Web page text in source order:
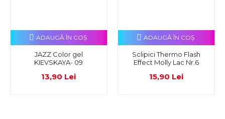
JAZZ Color gel
KIEVSKAYA- 09
13,90 Lei
ADAUGĂ ÎN COŞ
Sclipici Thermo Flash
Effect Molly Lac Nr.6
15,90 Lei
ADAUGĂ ÎN COŞ